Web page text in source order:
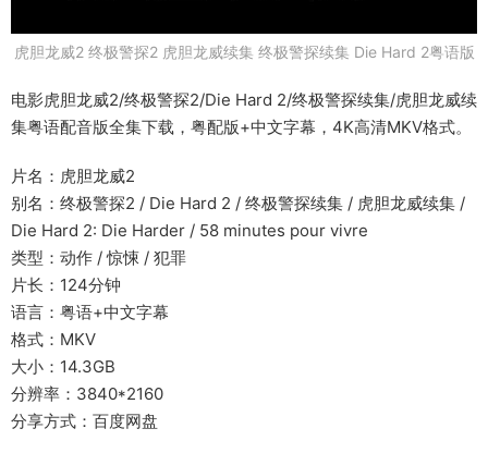
虎胆龙威2 终极警探2 虎胆龙威续集 终极警探续集 Die Hard 2粤语版
电影虎胆龙威2/终极警探2/Die Hard 2/终极警探续集/虎胆龙威续
集粤语配音版全集下载，粤配版+中文字幕，4K高清MKV格式。
片名：虎胆龙威2
别名：终极警探2 / Die Hard 2 / 终极警探续集 / 虎胆龙威续集 /
Die Hard 2: Die Harder / 58 minutes pour vivre
类型：动作 / 惊悚 / 犯罪
片长：124分钟
语言：粤语+中文字幕
格式：MKV
大小：14.3GB
分辨率：3840*2160
分享方式：百度网盘